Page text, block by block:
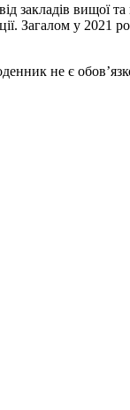
вищої
Загалом у
не є